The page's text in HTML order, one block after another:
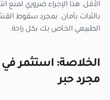
الأقل. هذا الإجراء ضروري لمنع
بالثبات بأمان. بمجرد سقوط
الطبيعي الخاص بك بكل راحة.
الخلاصة: استثمر
مجرد حبر